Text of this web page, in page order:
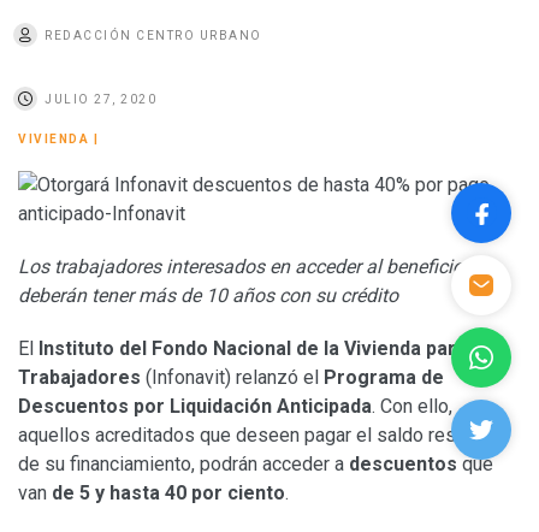
REDACCIÓN CENTRO URBANO
JULIO 27, 2020
VIVIENDA
Los trabajadores interesados en acceder al beneficio
deberán tener más de 10 años con su crédito
El Instituto del Fondo Nacional de la Vivienda para los
Trabajadores (Infonavit) relanzó el Programa de
Descuentos por Liquidación Anticipada. Con ello,
aquellos acreditados que deseen pagar el saldo restante
de su financiamiento, podrán acceder a descuentos que
van de 5 y hasta 40 por ciento.